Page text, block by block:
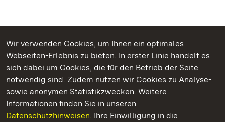
Wir verwenden Cookies, um Ihnen ein optimales
Webseiten-Erlebnis zu bieten. In erster Linie handelt es
sich dabei um Cookies, die für den Betrieb der Seite
notwendig sind. Zudem nutzen wir Cookies zu Analyse-
sowie anonymen Statistikzwecken. Weitere
Informationen finden Sie in unseren
Datenschutzhinweisen. Ihre Einwilligung in die
Kommen. Staunen. Genießen.
Kloster Maulbronn